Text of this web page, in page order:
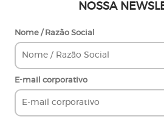
NOSSA
Nome / Razão Social
E-mail corporativo